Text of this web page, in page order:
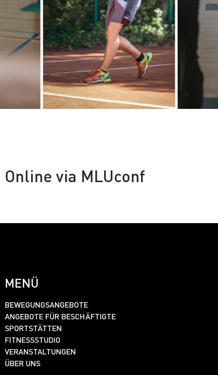
Online via MLUconf
MENÜ
BEWEGUNGSANGEBOTE
ANGEBOTE FÜR BESCHÄFTIGTE
SPORTSTÄTTEN
FITNESSSTUDIO
VERANSTALTUNGEN
ÜBER UNS